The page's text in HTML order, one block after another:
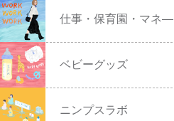
仕事・保育園・マネ―
ベビーグッズ
ニンプスラボ